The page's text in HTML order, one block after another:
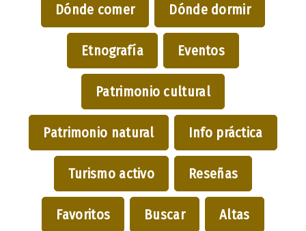
Dónde comer Dónde dormir
Etnografía Eventos
Patrimonio cultural
Patrimonio natural Info práctica
Turismo activo Reseñas
Favoritos Buscar Altas